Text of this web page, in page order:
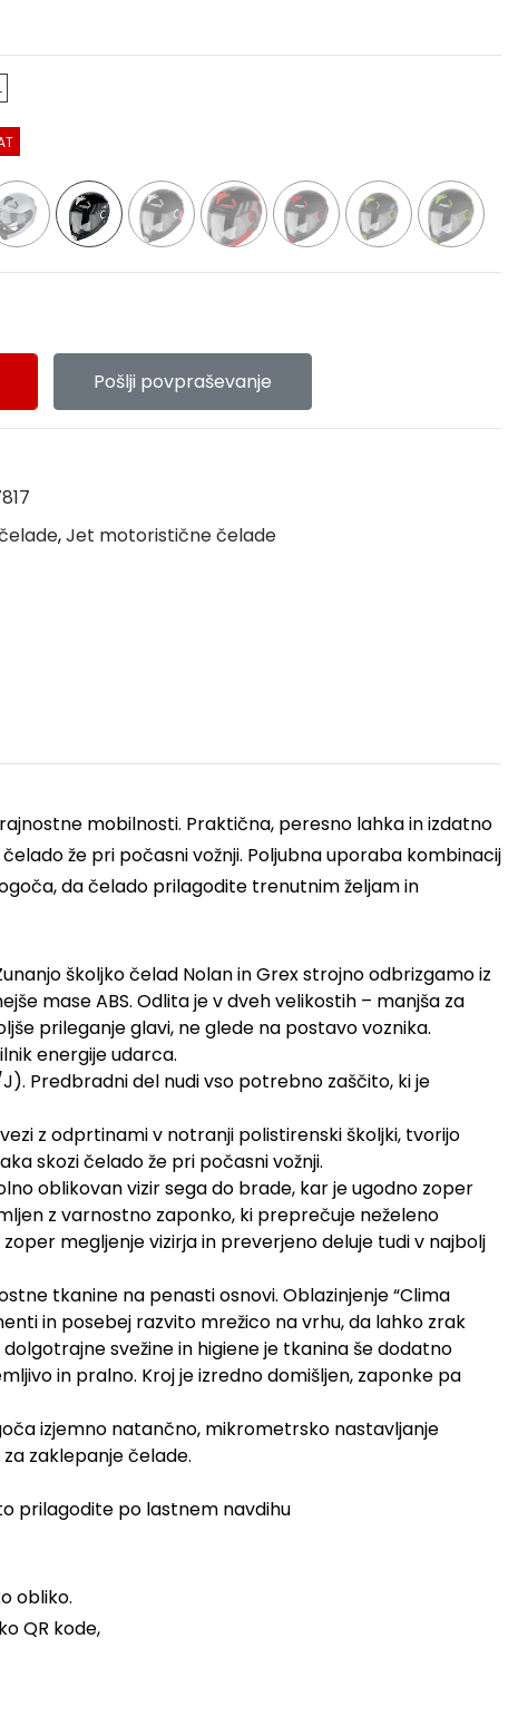
Pošlji povpraševanje
,Jet motoristične čelade
mobilnosti. Praktična, peresno lahka in izdatno
že pri počasni vožnji. Poljubna uporaba kombinacij
da čelado prilagodite trenutnim željam in
školjko čelad Nolan in Grex strojno odbrizgamo iz
mase ABS. Odlita je v dveh velikostih – manjša za
prileganje glavi, ne glede na postavo voznika.
energije udarca.
Predbradni del nudi vso potrebno zaščito, ki je
z odprtinami v notranji polistirenski školjki, tvorijo
skozi čelado že pri počasni vožnji.
oblikovan vizir sega do brade, kar je ugodno zoper
z varnostno zaponko, ki preprečuje neželeno
megljenje vizirja in preverjeno deluje tudi v najbolj
tkanine na penasti osnovi. Oblazinjenje “Clima
in posebej razvito mrežico na vrhu, da lahko zrak
svežine in higiene je tkanina še dodatno
in pralno. Kroj je izredno domišljen, zaponke pa
izjemno natančno, mikrometrsko nastavljanje
zaklepanje čelade.
prilagodite po lastnem navdihu
obliko.
QR kode,